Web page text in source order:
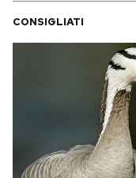
CONSIGLIATI